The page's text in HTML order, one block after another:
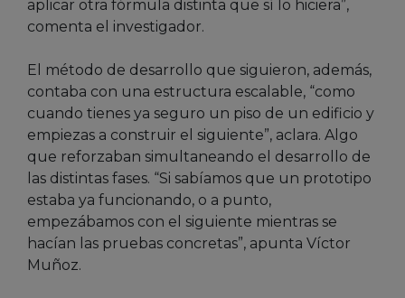
aplicar otra fórmula distinta que sí lo hiciera”,
comenta el investigador.
El método de desarrollo que siguieron, además,
contaba con una estructura escalable, “como
cuando tienes ya seguro un piso de un edificio y
empiezas a construir el siguiente”, aclara. Algo
que reforzaban simultaneando el desarrollo de
las distintas fases. “Si sabíamos que un prototipo
estaba ya funcionando, o a punto,
empezábamos con el siguiente mientras se
hacían las pruebas concretas”, apunta Víctor
Muñoz.